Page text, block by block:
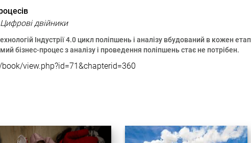
двійники
Індустрії 4.0 цикл поліпшень і аналізу вбудований в кожен етап
бізнес-процес з аналізу і проведення поліпшень стає не потрібен.
view.php?id=71&chapterid=360